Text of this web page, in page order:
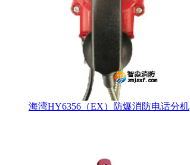
海湾HY6356（EX）防爆消防电话分机